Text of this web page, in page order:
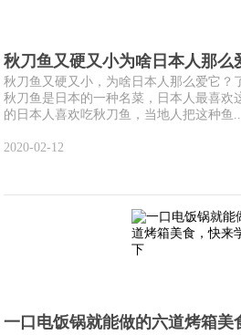
秋刀鱼又硬又小为啥日本人那么
秋刀鱼又硬又小，为啥日本人那么爱它？
秋刀鱼是日本的一种名菜，日本人最喜欢
的日本人喜欢吃秋刀鱼，当地人把这种鱼
2020-02-12
一口电饭锅就能做的六道烤箱美